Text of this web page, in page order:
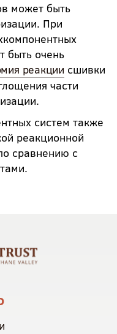
может быть
При
быть очень
реакции сшивки
части
систем также
реакционной
сравнению с